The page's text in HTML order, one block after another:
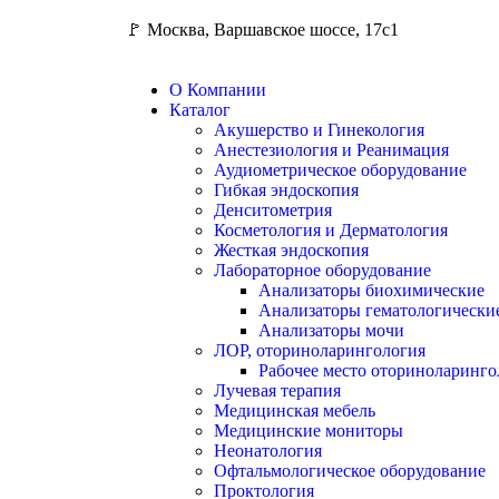
🚩 Москва, Варшавское шоссе, 17с1
О Компании
Каталог
Акушерство и Гинекология
Анестезиология и Реанимация
Аудиометрическое оборудование
Гибкая эндоскопия
Денситометрия
Косметология и Дерматология
Жесткая эндоскопия
Лабораторное оборудование
Анализаторы биохимические
Анализаторы
Анализаторы мочи
ЛОР, оториноларингология
Рабочее место
Лучевая терапия
Медицинская мебель
Медицинские мониторы
Неонатология
Офтальмологическое оборудование
Проктология